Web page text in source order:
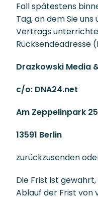
Fall spätestens
Tag, an dem Sie
Vertrags
Rücksendeadresse
Drazkowski Media
c/o: DNA24.net
Am Zeppelinpark 25
13591 Berlin
zurückzusenden
Die Frist ist
Ablauf der Frist von